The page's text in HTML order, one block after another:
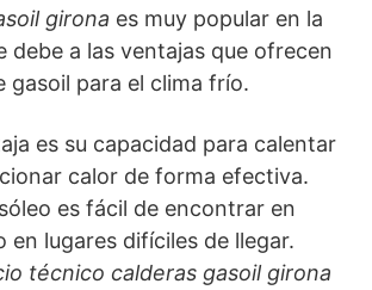
girona es muy popular en la
debe a las ventajas que ofrecen
gasoil para el clima frío.
es su capacidad para calentar
calor de forma efectiva.
es fácil de encontrar en
en lugares difíciles de llegar.
técnico calderas gasoil girona